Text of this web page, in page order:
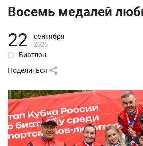
Восемь медалей
22 сентября
2025
Биатлон
Поделиться